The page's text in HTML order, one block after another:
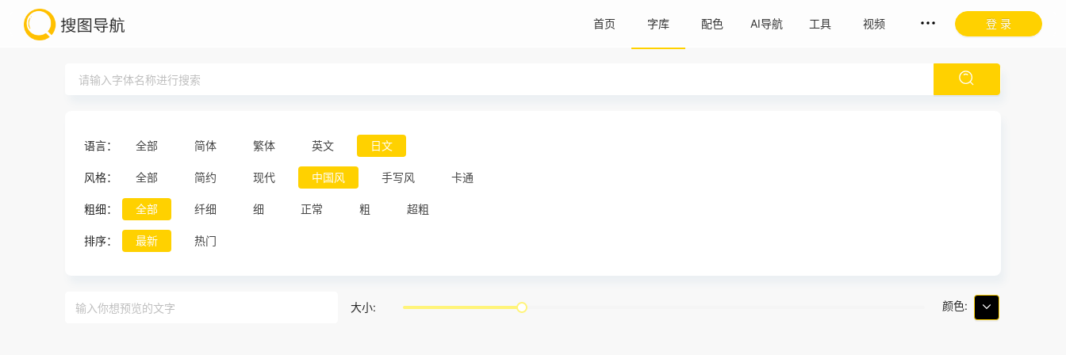
首页 字库 配色 AI导航 工具 视频 登 录
语言： 全部 简体 繁体 英文 日文
风格： 全部 简约 现代 中国风 手写风 卡通
粗细： 全部 纤细 细 正常 粗 超粗
排序： 最新 热门
大小: 颜色: